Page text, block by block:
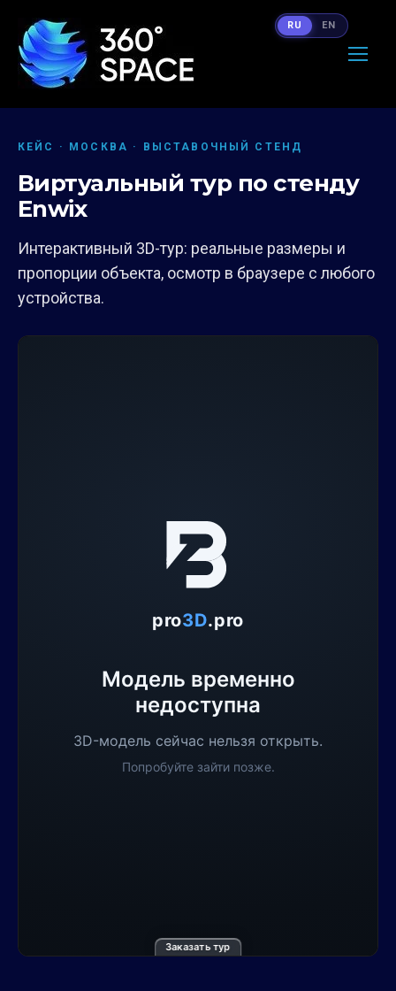
КЕЙС · МОСКВА · ВЫСТАВОЧНЫЙ СТЕНД
Виртуальный тур по стенду
Enwix
Интерактивный 3D-тур: реальные размеры и
пропорции объекта, осмотр в браузере с любого
устройства.
Заказать тур
RU EN